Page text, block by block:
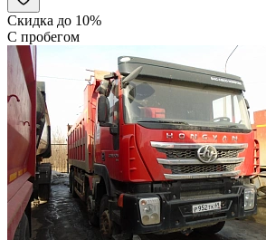
Скидка до 10%
С пробегом